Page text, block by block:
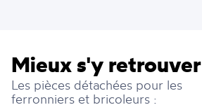
Mieux s'y retrouver
Les pièces détachées pour les
ferronniers et bricoleurs :